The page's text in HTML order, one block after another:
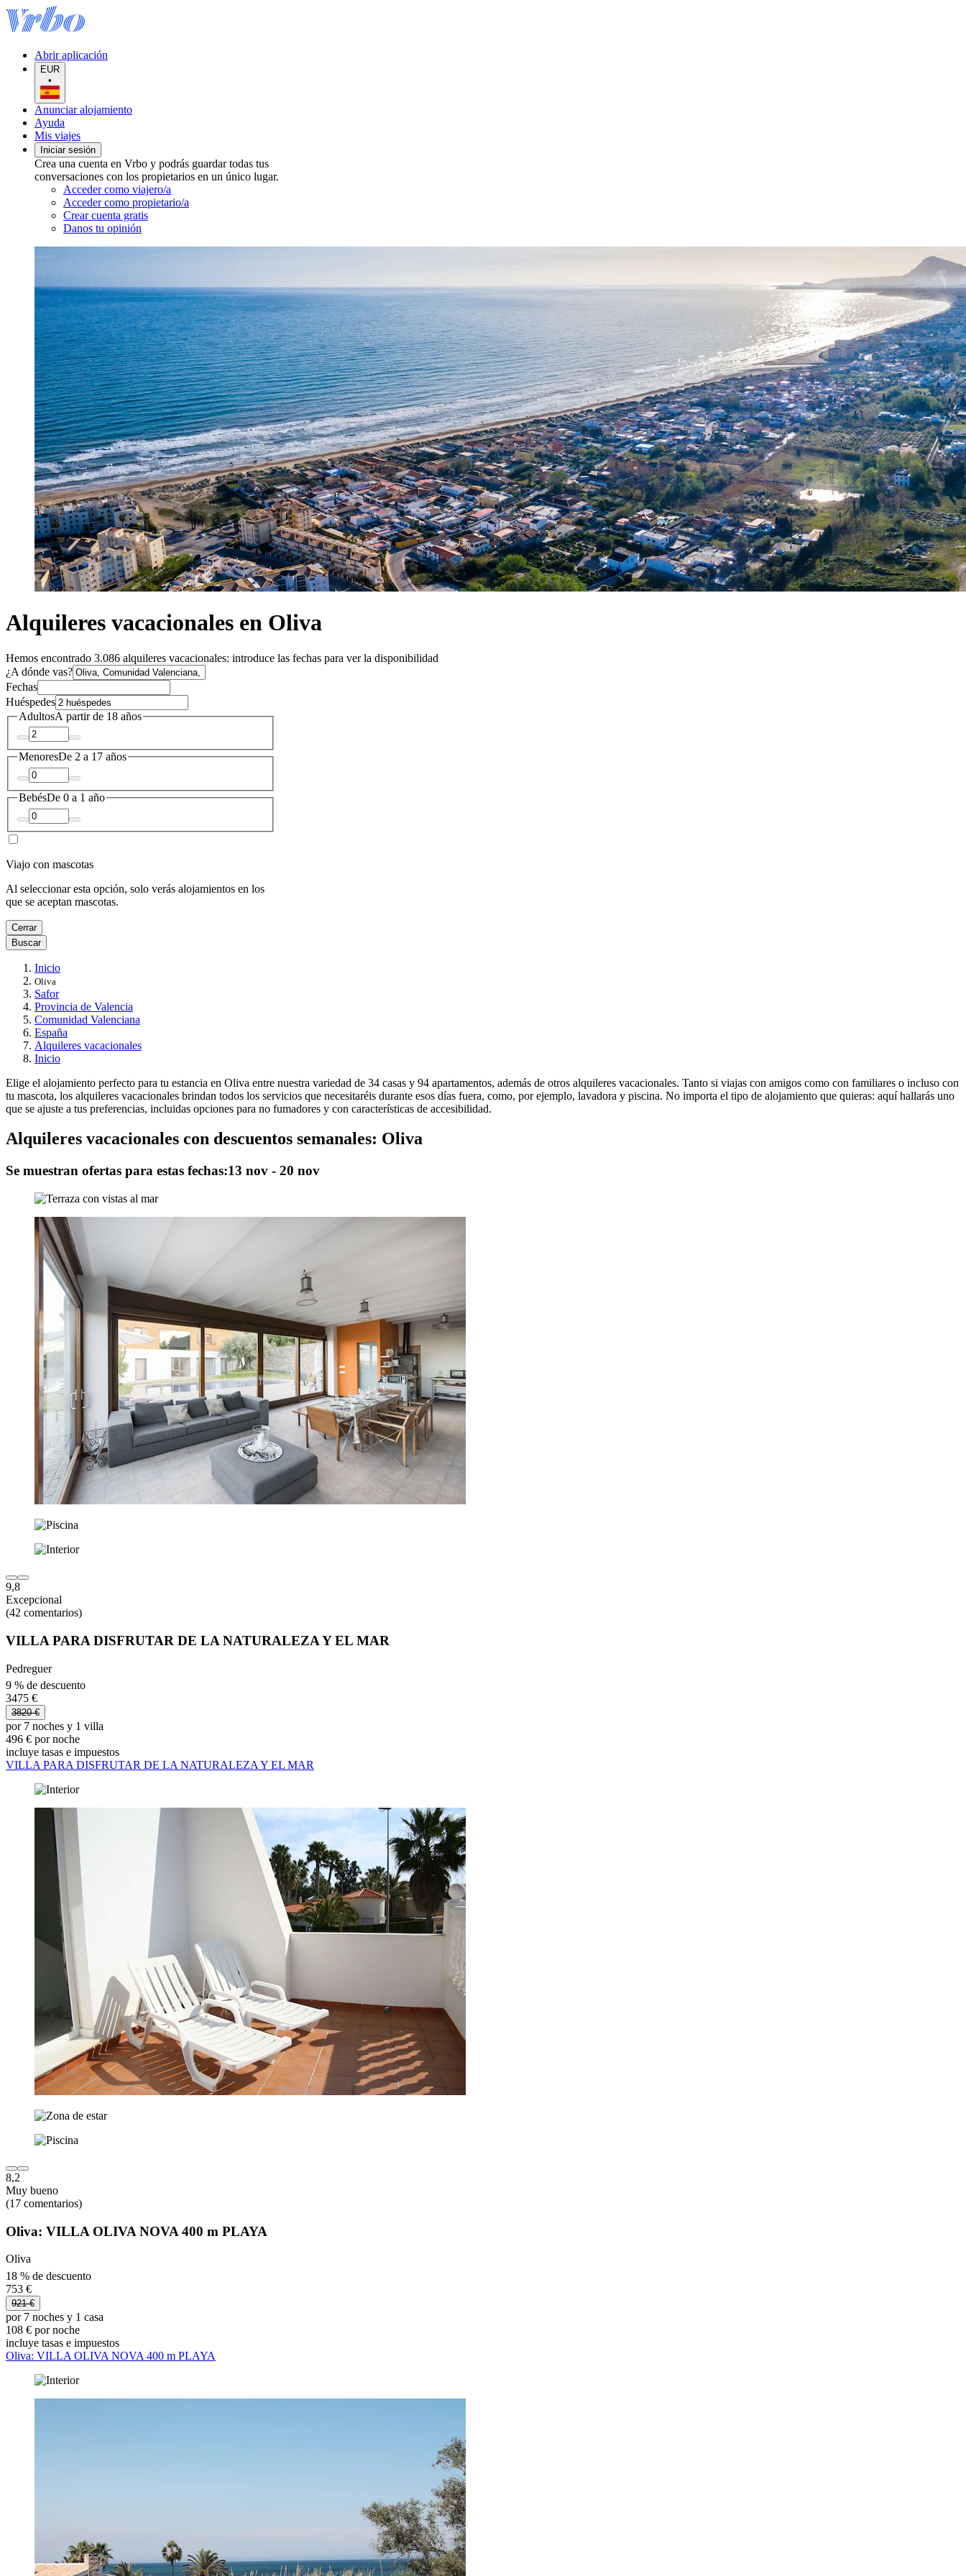
Abrir aplicación
EUR
•
Anunciar alojamiento
Ayuda
Mis viajes
Iniciar sesión
Crea una cuenta en Vrbo y podrás guardar todas tus
conversaciones con los propietarios en un único lugar.
Acceder como viajero/a
Acceder como propietario/a
Crear cuenta gratis
Danos tu opinión
Alquileres vacacionales en Oliva
Hemos encontrado 3.086 alquileres vacacionales: introduce las fechas para ver la disponibilidad
¿A dónde vas?
Fechas
Huéspedes
AdultosA partir de 18 años
MenoresDe 2 a 17 años
BebésDe 0 a 1 año
Viajo con mascotas
Al seleccionar esta opción, solo verás alojamientos en los
que se aceptan mascotas.
Cerrar
Buscar
Inicio
Oliva
Safor
Provincia de Valencia
Comunidad Valenciana
España
Alquileres vacacionales
Inicio
Elige el alojamiento perfecto para tu estancia en Oliva entre nuestra variedad de 34 casas y 94 apartamentos, además de otros alquileres vacacionales. Tanto si viajas con amigos como con familiares o incluso con
tu mascota, los alquileres vacacionales brindan todos los servicios que necesitaréis durante esos días fuera, como, por ejemplo, lavadora y piscina. No importa el tipo de alojamiento que quieras: aquí hallarás uno
que se ajuste a tus preferencias, incluidas opciones para no fumadores y con características de accesibilidad.
Alquileres vacacionales con descuentos semanales: Oliva
Se muestran ofertas para estas fechas:13 nov - 20 nov
9,8
Excepcional
(42 comentarios)
VILLA PARA DISFRUTAR DE LA NATURALEZA Y EL MAR
Pedreguer
9 % de descuento
3475 €
3820 €
por 7 noches y 1 villa
496 € por noche
incluye tasas e impuestos
VILLA PARA DISFRUTAR DE LA NATURALEZA Y EL MAR
8,2
Muy bueno
(17 comentarios)
Oliva: VILLA OLIVA NOVA 400 m PLAYA
Oliva
18 % de descuento
753 €
921 €
por 7 noches y 1 casa
108 € por noche
incluye tasas e impuestos
Oliva: VILLA OLIVA NOVA 400 m PLAYA